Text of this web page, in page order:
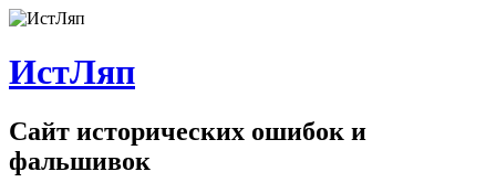
ИстЛяп
Сайт исторических ошибок и
фальшивок